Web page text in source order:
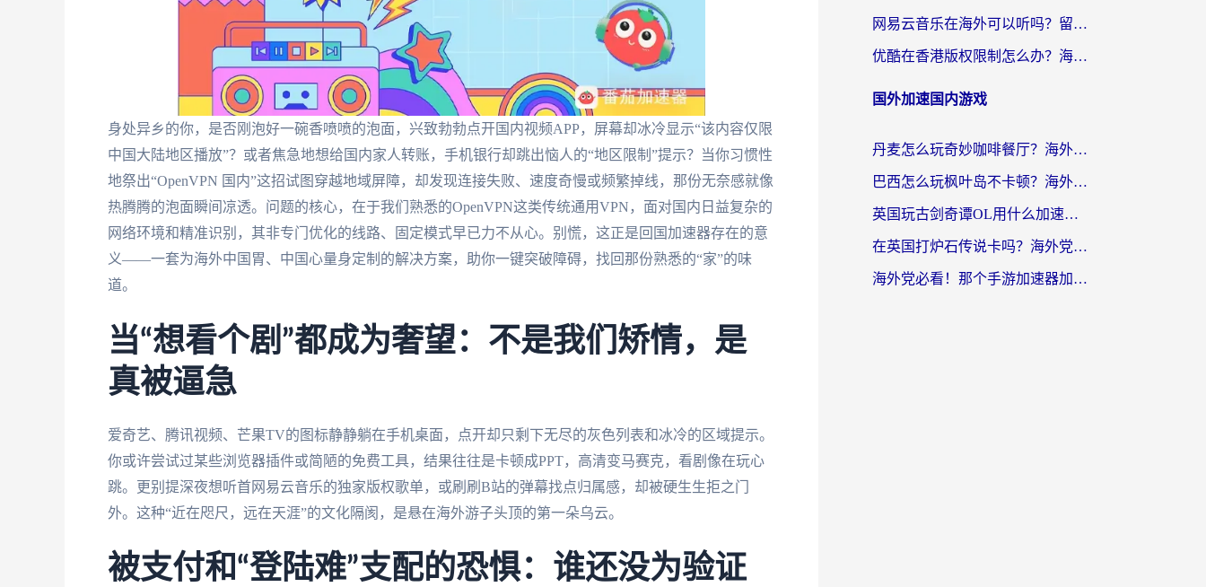
身处异乡的你，是否刚泡好一碗香喷喷的泡面，兴致勃勃点开国内视频APP，屏幕却冰冷显示“该内容仅限
中国大陆地区播放”？或者焦急地想给国内家人转账，手机银行却跳出恼人的“地区限制”提示？当你习惯性
地祭出“OpenVPN 国内”这招试图穿越地域屏障，却发现连接失败、速度奇慢或频繁掉线，那份无奈感就像
热腾腾的泡面瞬间凉透。问题的核心，在于我们熟悉的OpenVPN这类传统通用VPN，面对国内日益复杂的
网络环境和精准识别，其非专门优化的线路、固定模式早已力不从心。别慌，这正是回国加速器存在的意
义——一套为海外中国胃、中国心量身定制的解决方案，助你一键突破障碍，找回那份熟悉的“家”的味
道。
当“想看个剧”都成为奢望：不是我们矫情，是
真被逼急
爱奇艺、腾讯视频、芒果TV的图标静静躺在手机桌面，点开却只剩下无尽的灰色列表和冰冷的区域提示。
你或许尝试过某些浏览器插件或简陋的免费工具，结果往往是卡顿成PPT，高清变马赛克，看剧像在玩心
跳。更别提深夜想听首网易云音乐的独家版权歌单，或刷刷B站的弹幕找点归属感，却被硬生生拒之门
外。这种“近在咫尺，远在天涯”的文化隔阂，是悬在海外游子头顶的第一朵乌云。
被支付和“登陆难”支配的恐惧：谁还没为验证
网易云音乐在海外可以听吗？留学生亲测有效的回国加速方案
优酷在香港版权限制怎么办？海外党亲测有效的追剧加速方案
国外加速国内游戏
丹麦怎么玩奇妙咖啡餐厅？海外党国服游戏加速全攻略（附灌篮高手元气骑士实测）
巴西怎么玩枫叶岛不卡顿？海外玩家国服游戏加速器终极指南（含战双野兽领主提速秘籍）
英国玩古剑奇谭OL用什么加速器比较好？留学生亲测有效的国服游戏加速指南
在英国打炉石传说卡吗？海外党国服游戏不卡顿的终极指南
海外党必看！那个手游加速器加速放开那三国3最好？一篇解决国服游戏卡顿难题